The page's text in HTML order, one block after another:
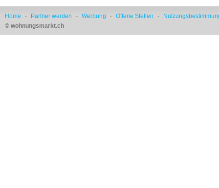
Home - Partner werden - Werbung - Offene Stellen -
© wohnungsmarkt.ch